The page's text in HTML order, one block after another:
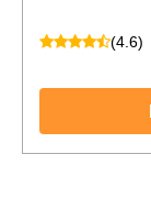
(4.6)